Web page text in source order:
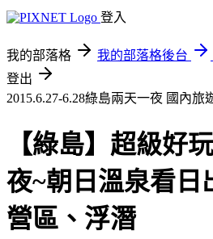
登入
我的部落格 我的部落格後台
登出
2015.6.27-6.28綠島兩天一夜 國內旅
【綠島】超級好
夜~朝日溫泉看日
營區、浮潛